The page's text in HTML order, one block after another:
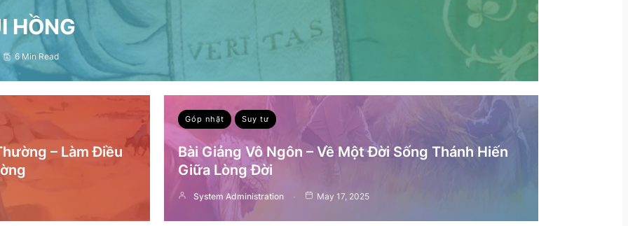
HỒNG
6 Min Read
– Làm Điều
Góp nhặt Suy tư
Bài Giảng Vô Ngôn – Về Một Đời Sống Thánh Hiến
Giữa Lòng Đời
System Administration May 17, 2025